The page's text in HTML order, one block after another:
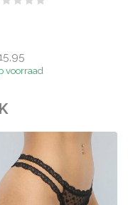
voorraad